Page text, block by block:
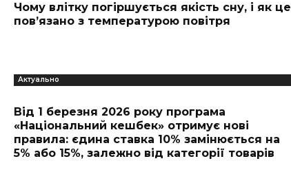
Чому влітку погіршується якість сну, і як це
пов’язано з температурою повітря
Актуально
Від 1 березня 2026 року програма
«Національний кешбек» отримує нові
правила: єдина ставка 10% замінюється на
5% або 15%, залежно від категорії товарів